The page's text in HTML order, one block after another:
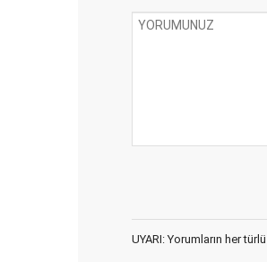
UYARI: Yorumların her